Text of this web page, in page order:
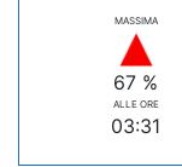
MASSIMA
67 %
ALLE ORE
03:31